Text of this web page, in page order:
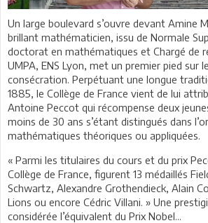
Un large boulevard s’ouvre devant Amine
brillant mathématicien, issu de Normale
doctorat en mathématiques et Chargé de
UMPA, ENS Lyon, met un premier pied sur
consécration. Perpétuant une longue
1885, le Collège de France vient de lui
Antoine Peccot qui récompense deux
moins de 30 ans s’étant distingués dans
mathématiques théoriques ou appliquées.
« Parmi les titulaires du cours et du prix
Collège de France, figurent 13 médaillés
Schwartz, Alexandre Grothendieck, Alain
Lions ou encore Cédric Villani. » Une
considérée l’équivalent du Prix Nobel…